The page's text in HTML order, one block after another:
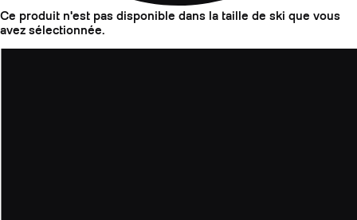
Ce produit n'est pas disponible dans la taille de ski que vous
avez sélectionnée.